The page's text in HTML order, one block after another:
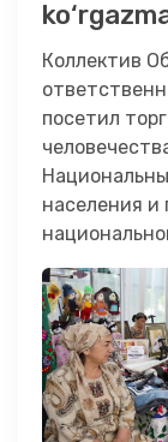
Коллектив
посетил
населения и